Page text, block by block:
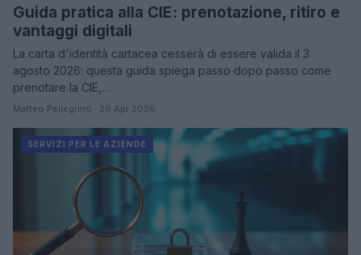
Guida pratica alla CIE: prenotazione, ritiro e
vantaggi digitali
La carta d'identità cartacea cesserà di essere valida il 3
agosto 2026: questa guida spiega passo dopo passo come
prenotare la CIE,…
Matteo Pellegrino · 26 Apr 2026
SERVIZI PER LE AZIENDE